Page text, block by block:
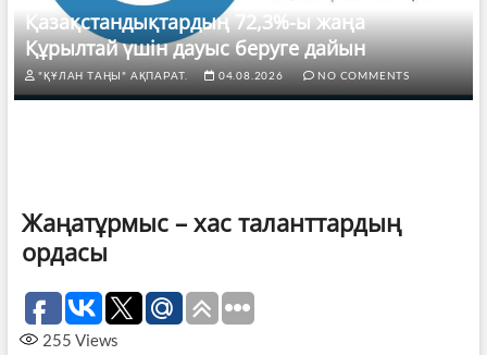
Қазақстандықтардың 72,3%-ы жаңа
Құрылтай үшін дауыс беруге дайын
"ҚҰЛАН ТАҢЫ" АҚПАРАТ. 04.08.2026 NO COMMENTS
Жаңатұрмыс – хас таланттардың
ордасы
255 Views